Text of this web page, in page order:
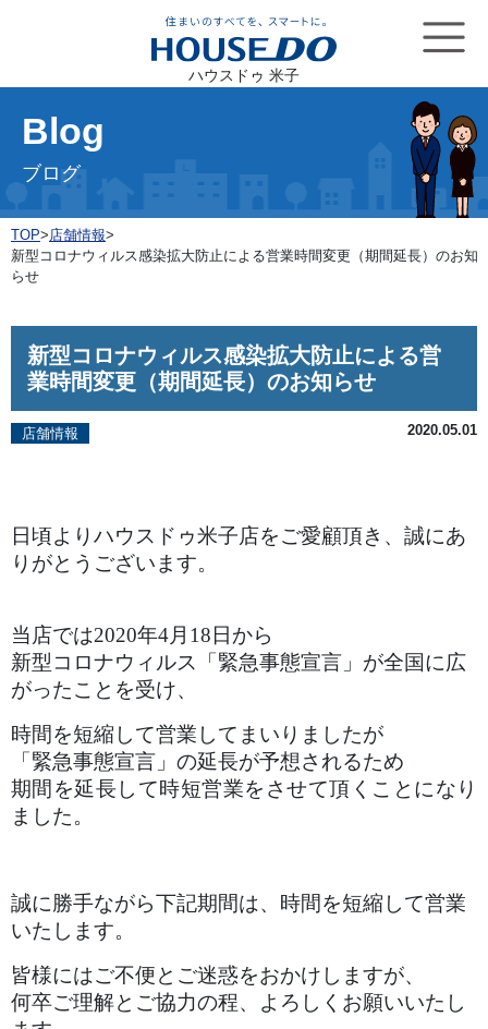
ハウスドゥ 米子
Blog
ブログ
TOP>店舗情報>
新型コロナウィルス感染拡大防止による営業時間変更（期間延長）のお知
らせ
新型コロナウィルス感染拡大防止による営
業時間変更（期間延長）のお知らせ
店舗情報 2020.05.01
日頃よりハウスドゥ米子店をご愛顧頂き、誠にあ
りがとうございます。
当店では2020年4月18日から
新型コロナウィルス「緊急事態宣言」が全国に広
がったことを受け、
時間を短縮して営業してまいりましたが
「緊急事態宣言」の延長が予想されるため
期間を延長して時短営業をさせて頂くことになり
ました。
誠に勝手ながら下記期間は、時間を短縮して営業
いたします。
皆様にはご不便とご迷惑をおかけしますが、
何卒ご理解とご協力の程、よろしくお願いいたし